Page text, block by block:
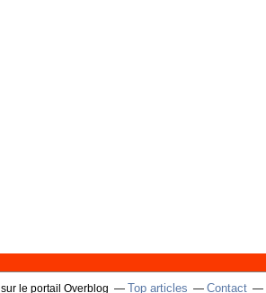
sur le portail Overblog Top articles Contact